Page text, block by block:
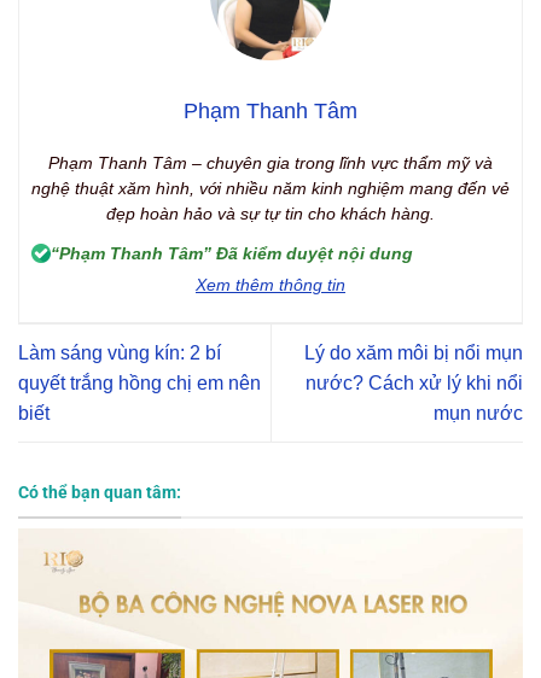
Phạm Thanh Tâm
Phạm Thanh Tâm – chuyên gia trong lĩnh vực thẩm mỹ và
nghệ thuật xăm hình, với nhiều năm kinh nghiệm mang đến vẻ
đẹp hoàn hảo và sự tự tin cho khách hàng.
“Phạm Thanh Tâm” Đã kiểm duyệt nội dung
Xem thêm thông tin
Làm sáng vùng kín: 2 bí
quyết trắng hồng chị em nên
biết
Lý do xăm môi bị nổi mụn
nước? Cách xử lý khi nổi
mụn nước
Có thể bạn quan tâm: